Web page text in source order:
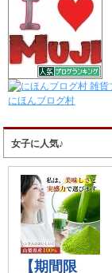
にほんブログ村
女子に人気♪